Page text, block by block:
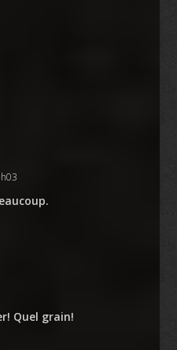
Quel grain!